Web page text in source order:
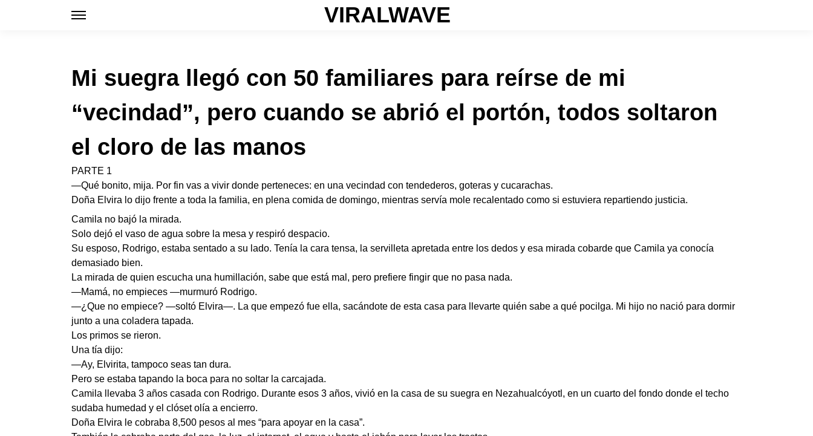
VIRALWAVE
Mi suegra llegó con 50 familiares para reírse de mi
“vecindad”, pero cuando se abrió el portón, todos soltaron
el cloro de las manos
PARTE 1
—Qué bonito, mija. Por fin vas a vivir donde perteneces: en una vecindad con tendederos, goteras y cucarachas.
Doña Elvira lo dijo frente a toda la familia, en plena comida de domingo, mientras servía mole recalentado como si estuviera repartiendo justicia.
Camila no bajó la mirada.
Solo dejó el vaso de agua sobre la mesa y respiró despacio.
Su esposo, Rodrigo, estaba sentado a su lado. Tenía la cara tensa, la servilleta apretada entre los dedos y esa mirada cobarde que Camila ya conocía
demasiado bien.
La mirada de quien escucha una humillación, sabe que está mal, pero prefiere fingir que no pasa nada.
—Mamá, no empieces —murmuró Rodrigo.
—¿Que no empiece? —soltó Elvira—. La que empezó fue ella, sacándote de esta casa para llevarte quién sabe a qué pocilga. Mi hijo no nació para dormir
junto a una coladera tapada.
Los primos se rieron.
Una tía dijo:
—Ay, Elvirita, tampoco seas tan dura.
Pero se estaba tapando la boca para no soltar la carcajada.
Camila llevaba 3 años casada con Rodrigo. Durante esos 3 años, vivió en la casa de su suegra en Nezahualcóyotl, en un cuarto del fondo donde el techo
sudaba humedad y el clóset olía a encierro.
Doña Elvira le cobraba 8,500 pesos al mes “para apoyar en la casa”.